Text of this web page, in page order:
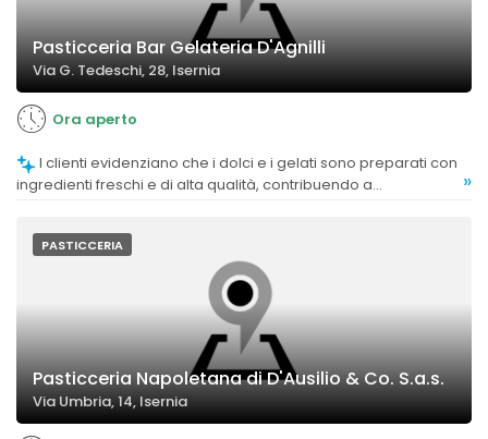
Pasticceria Bar Gelateria D'Agnilli
Via G. Tedeschi, 28, Isernia
Ora aperto
ingredienti freschi e di alta qualità, contribuendo a
»
PASTICCERIA
Pasticceria Napoletana di D'Ausilio & Co. S.a.s.
Via Umbria, 14, Isernia